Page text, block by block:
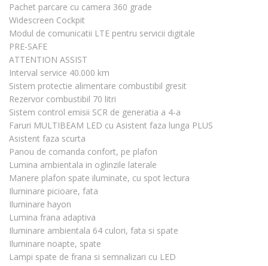
Pachet parcare cu camera 360 grade
Widescreen Cockpit
Modul de comunicatii LTE pentru servicii digitale
PRE-SAFE
ATTENTION ASSIST
Interval service 40.000 km
Sistem protectie alimentare combustibil gresit
Rezervor combustibil 70 litri
Sistem control emisii SCR de generatia a 4-a
Faruri MULTIBEAM LED cu Asistent faza lunga PLUS
Asistent faza scurta
Panou de comanda confort, pe plafon
Lumina ambientala in oglinzile laterale
Manere plafon spate iluminate, cu spot lectura
Iluminare picioare, fata
Iluminare hayon
Lumina frana adaptiva
Iluminare ambientala 64 culori, fata si spate
Iluminare noapte, spate
Lampi spate de frana si semnalizari cu LED